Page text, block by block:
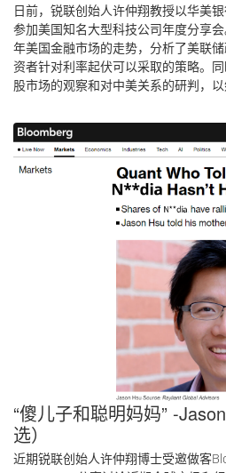
日前，锐联创始人许仲翔教授以华美
参加美国知名大型科技公司年度分享
年美国金融市场的走势，分析了美联
资者针对利率起伏可以采取的策略。
股市场的观察和对中美关系的研判，以
“傻儿子和聪明妈妈” -
选）
近期锐联创始人许仲翔博士受邀做客